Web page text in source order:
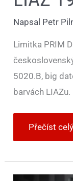
Napsal Petr
Limitka PRIM
5020.B, big
barvách LIAZu.
Přečíst